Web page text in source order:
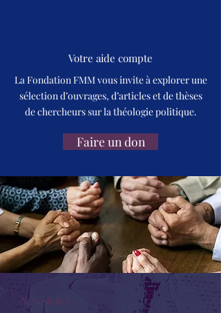
Votre aide compte
La Fondation FMM vous invite à explorer une
sélection d’ouvrages, d’articles et de thèses
de chercheurs sur la théologie politique.
Faire un don
Newsletter